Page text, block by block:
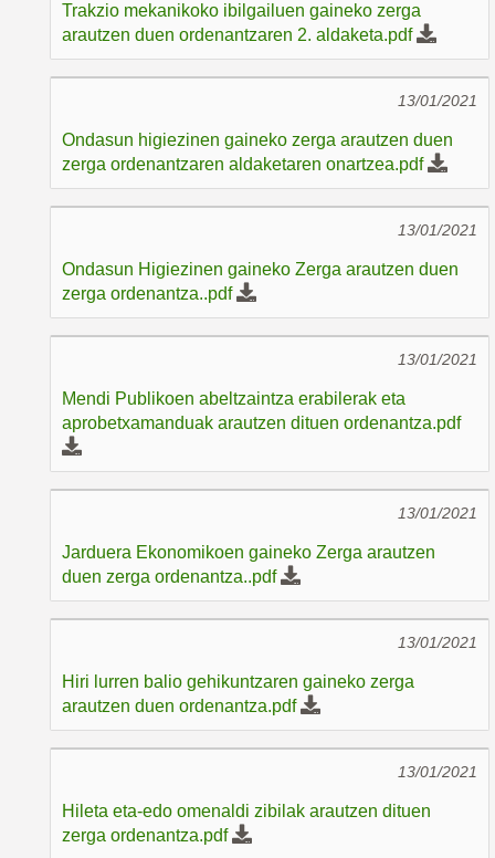
Trakzio mekanikoko ibilgailuen gaineko zerga
arautzen duen ordenantzaren 2. aldaketa.pdf
13/01/2021
Ondasun higiezinen gaineko zerga arautzen duen
zerga ordenantzaren aldaketaren onartzea.pdf
13/01/2021
Ondasun Higiezinen gaineko Zerga arautzen duen
zerga ordenantza..pdf
13/01/2021
Mendi Publikoen abeltzaintza erabilerak eta
aprobetxamanduak arautzen dituen ordenantza.pdf
13/01/2021
Jarduera Ekonomikoen gaineko Zerga arautzen
duen zerga ordenantza..pdf
13/01/2021
Hiri lurren balio gehikuntzaren gaineko zerga
arautzen duen ordenantza.pdf
13/01/2021
Hileta eta-edo omenaldi zibilak arautzen dituen
zerga ordenantza.pdf